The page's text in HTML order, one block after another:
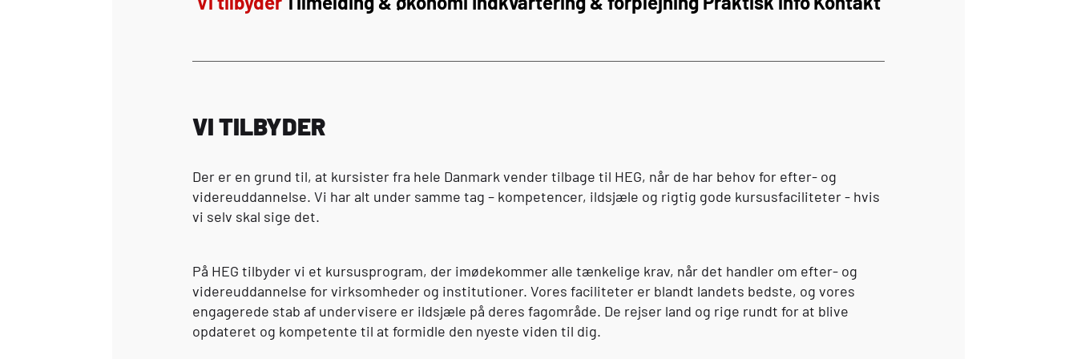
VI TILBYDER
Der er en grund til, at kursister fra hele Danmark vender tilbage til HEG, når de har behov for efter- og
videreuddannelse. Vi har alt under samme tag – kompetencer, ildsjæle og rigtig gode kursusfaciliteter - hvis
vi selv skal sige det.
På HEG tilbyder vi et kursusprogram, der imødekommer alle tænkelige krav, når det handler om efter- og
videreuddannelse for virksomheder og institutioner. Vores faciliteter er blandt landets bedste, og vores
engagerede stab af undervisere er ildsjæle på deres fagområde. De rejser land og rige rundt for at blive
opdateret og kompetente til at formidle den nyeste viden til dig.